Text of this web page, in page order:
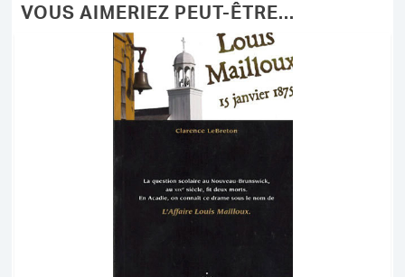
VOUS AIMERIEZ PEUT-ÊTRE...